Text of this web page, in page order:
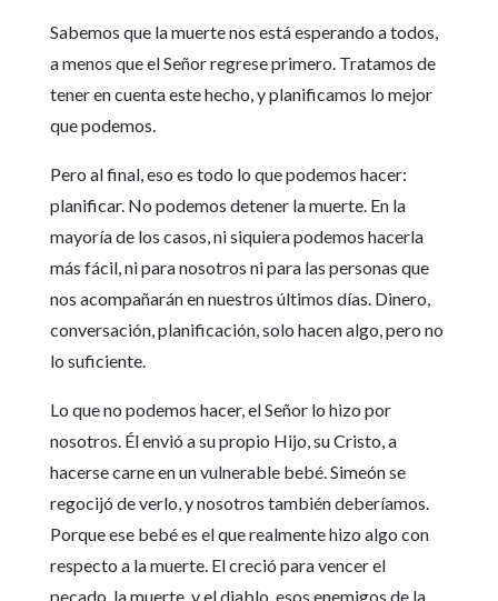
Sabemos que la muerte nos está esperando a todos,
a menos que el Señor regrese primero. Tratamos de
tener en cuenta este hecho, y planificamos lo mejor
que podemos.
Pero al final, eso es todo lo que podemos hacer:
planificar. No podemos detener la muerte. En la
mayoría de los casos, ni siquiera podemos hacerla
más fácil, ni para nosotros ni para las personas que
nos acompañarán en nuestros últimos días. Dinero,
conversación, planificación, solo hacen algo, pero no
lo suficiente.
Lo que no podemos hacer, el Señor lo hizo por
nosotros. Él envió a su propio Hijo, su Cristo, a
hacerse carne en un vulnerable bebé. Simeón se
regocijó de verlo, y nosotros también deberíamos.
Porque ese bebé es el que realmente hizo algo con
respecto a la muerte. El creció para vencer el
pecado, la muerte, y el diablo, esos enemigos de la